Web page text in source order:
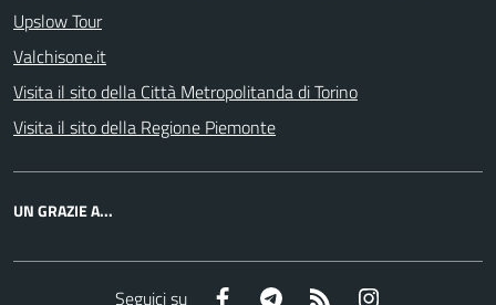
Upslow Tour
Valchisone.it
Visita il sito della Città Metropolitanda di Torino
Visita il sito della Regione Piemonte
UN GRAZIE A...
Seguici su Facebook Telegram RSS